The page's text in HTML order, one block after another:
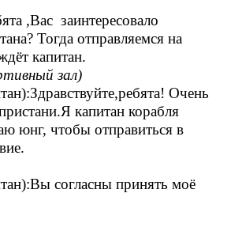
,Вас заинтересовало
Тогда отправляемся на
капитан.
зал)
Очень
капитан корабля
юнг, чтобы отправиться в
согласны принять моё